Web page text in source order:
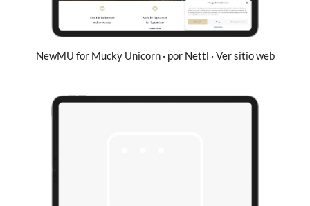
NewMU for Mucky Unicorn · por Nettl · Ver sitio web